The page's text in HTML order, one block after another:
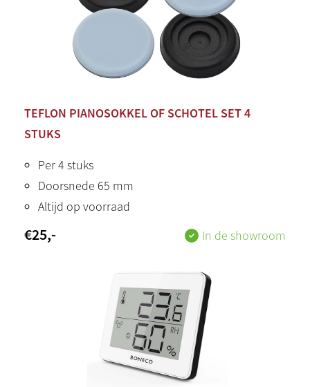
TEFLON PIANOSOKKEL OF SCHOTEL SET 4
STUKS
Per 4 stuks
Doorsnede 65 mm
Altijd op voorraad
€25,- In de showroom